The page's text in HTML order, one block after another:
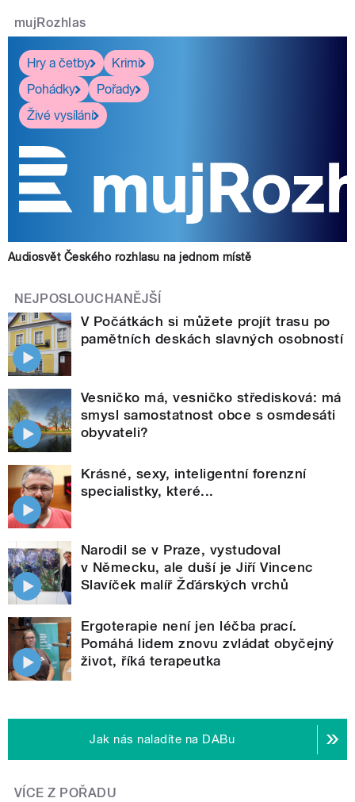
mujRozhlas
Hry a četby
Krimi
Pohádky
Pořady
Živé vysílání
Audiosvět Českého rozhlasu na jednom místě
NEJPOSLOUCHANĚJŠÍ
V Počátkách si můžete projít trasu po
pamětních deskách slavných osobností
Vesničko má, vesničko středisková: má
smysl samostatnost obce s osmdesáti
obyvateli?
Krásné, sexy, inteligentní forenzní
specialistky, které...
Narodil se v Praze, vystudoval
v Německu, ale duší je Jiří Vincenc
Slavíček malíř Žďárských vrchů
Ergoterapie není jen léčba prací.
Pomáhá lidem znovu zvládat obyčejný
život, říká terapeutka
Jak nás naladíte na DABu
VÍCE Z POŘADU